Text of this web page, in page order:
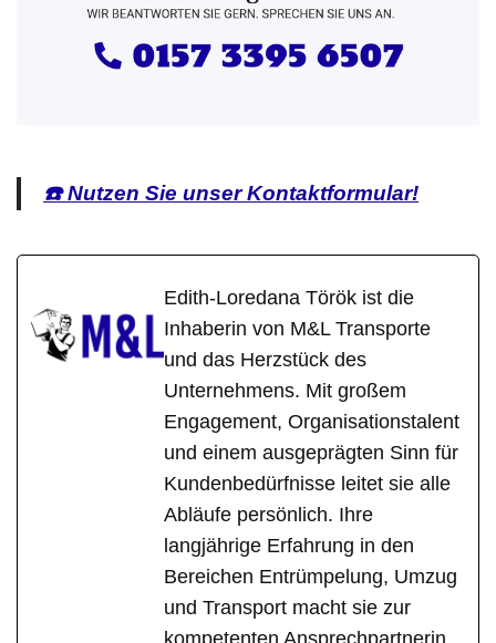
☎️ Nutzen Sie unser Kontaktformular!
Edith-Loredana Török ist die
Inhaberin von M&L Transporte
und das Herzstück des
Unternehmens. Mit großem
Engagement, Organisationstalent
und einem ausgeprägten Sinn für
Kundenbedürfnisse leitet sie alle
Abläufe persönlich. Ihre
langjährige Erfahrung in den
Bereichen Entrümpelung, Umzug
und Transport macht sie zur
kompetenten Ansprechpartnerin